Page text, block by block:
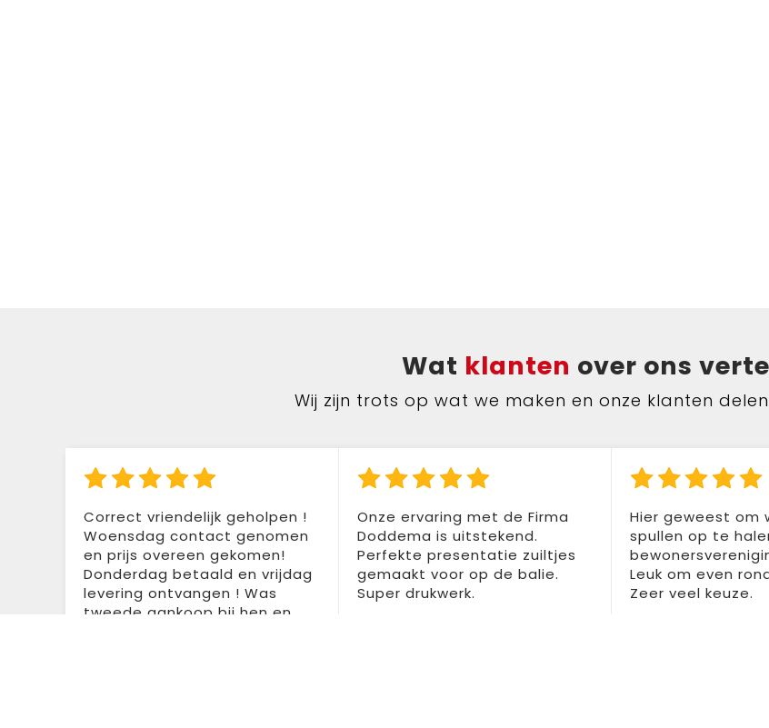
Wat klanten over ons
Wij zijn trots op wat we maken en onze klanten
Correct vriendelijk geholpen !
Woensdag contact genomen
en prijs overeen gekomen!
Donderdag betaald en vrijdag
levering ontvangen ! Was
tweede aankoop bij hen en
Onze ervaring met de Firma
Doddema is uitstekend.
Perfekte presentatie zuiltjes
gemaakt voor op de balie.
Super drukwerk.
Hier geweest om
spullen op te
Leuk om even
Zeer veel keuze.